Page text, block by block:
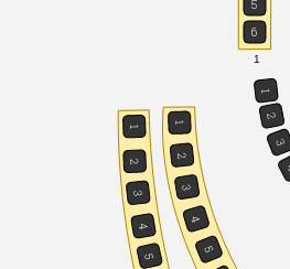
1
1
2
1
2
1
2
3
3
3
4
4
5
5
5
6